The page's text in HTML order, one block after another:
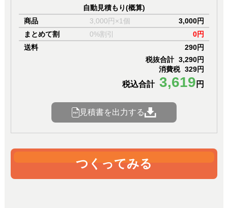
自動見積もり(概算)
商品
3,000円×1個
3,000円
まとめて割
0%割引
0円
送料
290円
税抜合計 3,290円
消費税 329円
税込合計 3,619 円
見積書を出力する
つくってみる